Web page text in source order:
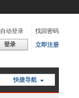
自动登录
找回密码
登录 立即注册
快捷导航